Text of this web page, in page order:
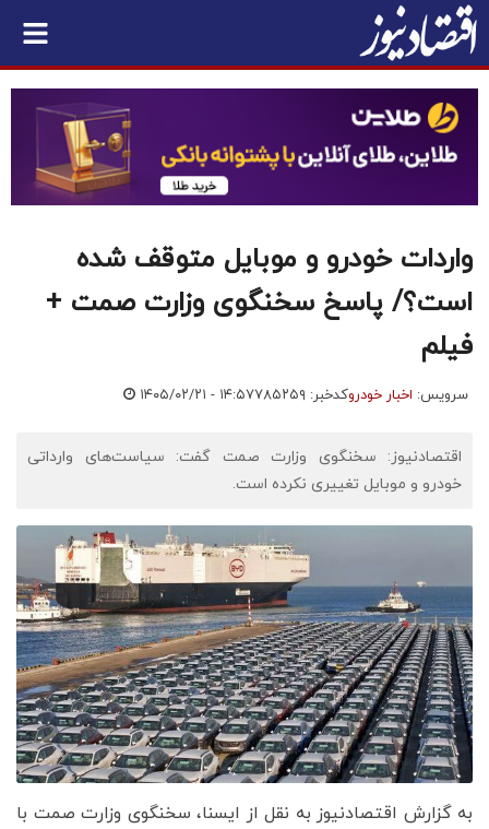
واردات خودرو و موبایل متوقف شده
است؟/ پاسخ سخنگوی وزارت صمت +
فیلم
سرویس: اخبار خودروکدخبر: ۷۸۵۲۵۹ ۱۴۰۵/۰۲/۲۱ - ۱۴:۵۷
اقتصادنیوز: سخنگوی وزارت صمت گفت: سیاست‌های وارداتی
خودرو و موبایل تغییری نکرده است.
به گزارش اقتصادنیوز به نقل از ایسنا، سخنگوی وزارت صمت با